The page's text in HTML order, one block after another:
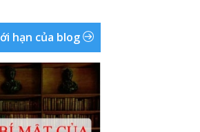
hạn của blog